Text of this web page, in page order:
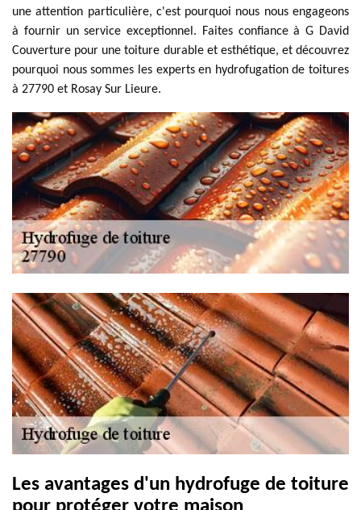
une attention particulière, c'est pourquoi nous nous engageons
à fournir un service exceptionnel. Faites confiance à G David
Couverture pour une toiture durable et esthétique, et découvrez
pourquoi nous sommes les experts en hydrofugation de toitures
à 27790 et Rosay Sur Lieure.
Les avantages d'un hydrofuge de toiture